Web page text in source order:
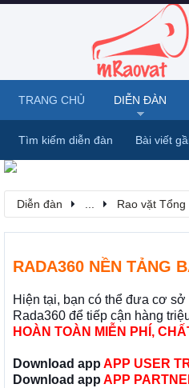
Diễn đàn Rao vặt Tổng
RADA360 NỀN TẢNG
Hiện tại, bạn có thể đưa cơ
Rada360 để tiếp cận hàng
HOÀN TOÀN MIỄN PHÍ,
Download app APP USER
Download app APP
TRANG CHỦ DIỄN ĐÀN
Tìm kiếm diễn đàn Bài viết